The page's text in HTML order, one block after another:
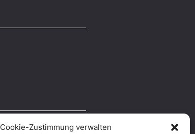
Cookie-Zustimmung verwalten